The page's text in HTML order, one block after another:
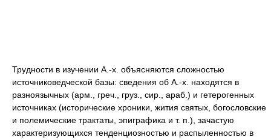
Трудности в изучении А.-х. объясняются сложностью
источниковедческой базы: сведения об А.-х. находятся в
разноязычных (арм., греч., груз., сир., араб.) и гетерогенных
источниках (исторические хроники, жития святых, богословские
и полемические трактаты, эпиграфика и т. п.), зачастую
характеризующихся тенденциозностью и распыленностью в